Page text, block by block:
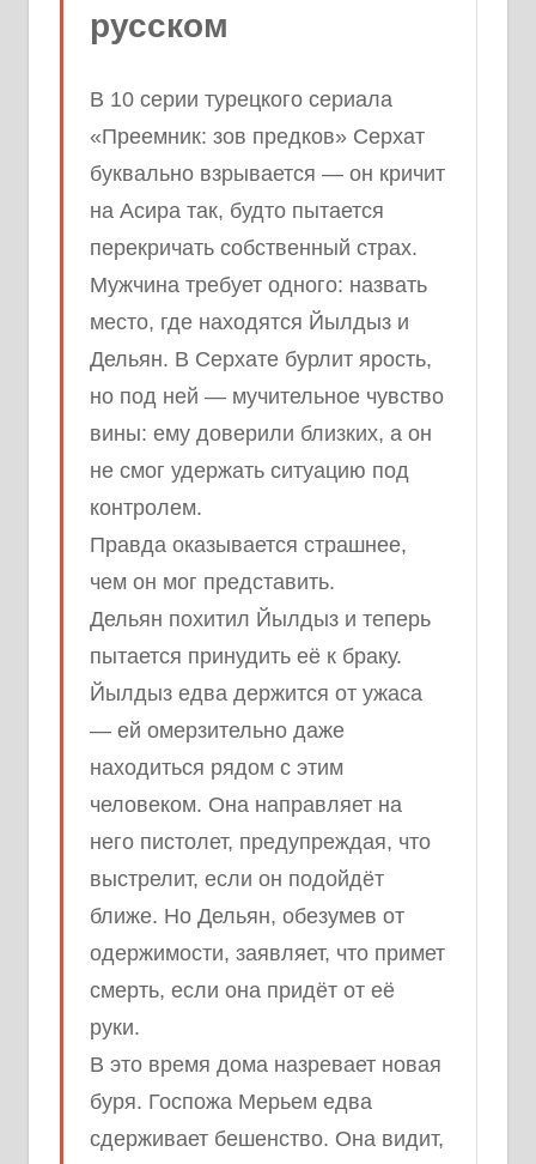
русском
В 10 серии турецкого сериала
«Преемник: зов предков» Серхат
буквально взрывается — он кричит
на Асира так, будто пытается
перекричать собственный страх.
Мужчина требует одного: назвать
место, где находятся Йылдыз и
Дельян. В Серхате бурлит ярость,
но под ней — мучительное чувство
вины: ему доверили близких, а он
не смог удержать ситуацию под
контролем.
Правда оказывается страшнее,
чем он мог представить.
Дельян похитил Йылдыз и теперь
пытается принудить её к браку.
Йылдыз едва держится от ужаса
— ей омерзительно даже
находиться рядом с этим
человеком. Она направляет на
него пистолет, предупреждая, что
выстрелит, если он подойдёт
ближе. Но Дельян, обезумев от
одержимости, заявляет, что примет
смерть, если она придёт от её
руки.
В это время дома назревает новая
буря. Госпожа Мерьем едва
сдерживает бешенство. Она видит,